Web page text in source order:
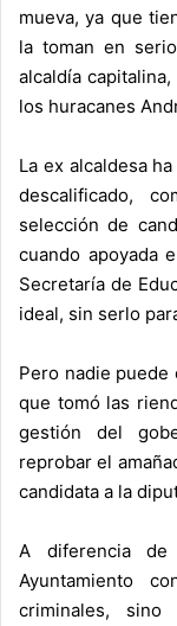
mueva, ya que
la toman en
alcaldía
los huracanes
La ex alcaldesa
descalificado,
selección de
cuando apoyada
Secretaría de
ideal, sin serlo
Pero nadie puede
que tomó las
gestión del
reprobar el
candidata a la
A diferencia
Ayuntamiento
criminales, sino